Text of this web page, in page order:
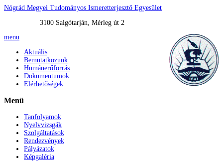
Nógrád Megyei Tudományos Ismeretterjesztő Egyesület
3100 Salgótarján, Mérleg út 2
menu
Aktuális
Bemutatkozunk
Humánerőforrás
Dokumentumok
Elérhetőségek
Menü
Tanfolyamok
Nyelvvizsgák
Szolgáltatások
Rendezvények
Pályázatok
Képgaléria